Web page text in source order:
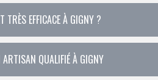
TRÈS EFFICACE À GIGNY ?
ARTISAN QUALIFIÉ À GIGNY